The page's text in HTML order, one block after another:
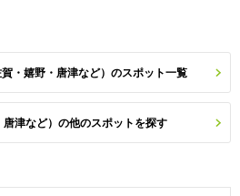
・嬉野・唐津など）のスポット一覧
津など）の他のスポットを探す